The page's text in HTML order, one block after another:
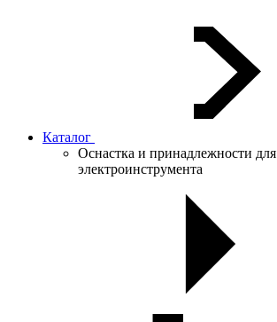
Каталог
Оснастка и принадлежности для
электроинструмента